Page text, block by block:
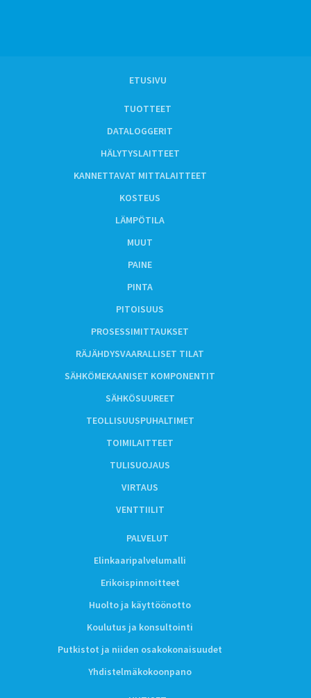
ETUSIVU
TUOTTEET
DATALOGGERIT
HÄLYTYSLAITTEET
KANNETTAVAT MITTALAITTEET
KOSTEUS
LÄMPÖTILA
MUUT
PAINE
PINTA
PITOISUUS
PROSESSIMITTAUKSET
RÄJÄHDYSVAARALLISET TILAT
SÄHKÖMEKAANISET KOMPONENTIT
SÄHKÖSUUREET
TEOLLISUUSPUHALTIMET
TOIMILAITTEET
TULISUOJAUS
VIRTAUS
VENTTIILIT
PALVELUT
Elinkaaripalvelumalli
Erikoispinnoitteet
Huolto ja käyttöönotto
Koulutus ja konsultointi
Putkistot ja niiden osakokonaisuudet
Yhdistelmäkokoonpano